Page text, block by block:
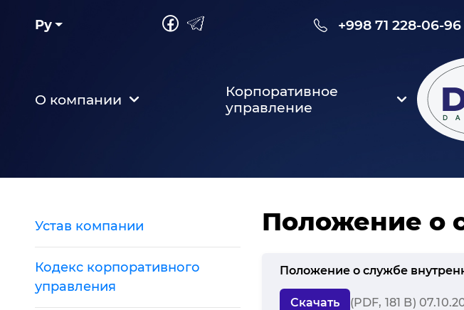
Ру +998 71 228-06-96
О компании
Корпоративное
управление
Устав компании
Кодекс корпоративного
управления
Положение о
Положение о службе
Скачать (PDF, 181 B)